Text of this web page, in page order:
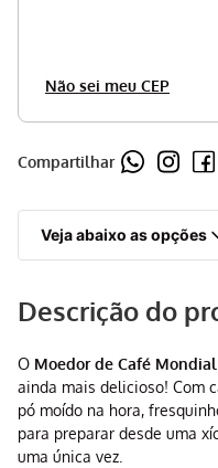
Não sei meu CEP
Compartilhar
Veja abaixo as opções
Descrição do
O Moedor de Café Mondial
ainda mais delicioso! Com
pó moído na hora,
para preparar desde uma
uma única vez.